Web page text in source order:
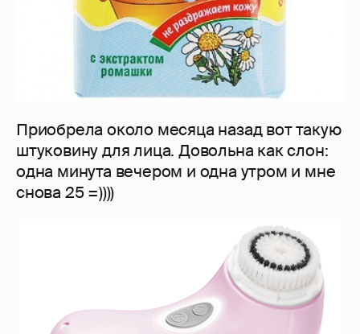
Приобрела около месяца назад вот такую
штуковину для лица. Довольна как слон:
одна минута вечером и одна утром и мне
снова 25 =))))